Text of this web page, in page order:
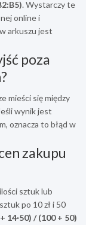
. Wystarczy te
online i
arkuszu jest
poza
mieści się między
wynik jest
oznacza to błąd w
zakupu
sztuk lub
po 10 zł i 50
14·50) / (100 + 50)